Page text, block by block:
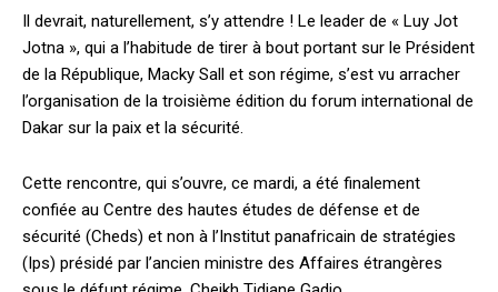
Il devrait, naturellement, s’y attendre ! Le leader de « Luy Jot
Jotna », qui a l’habitude de tirer à bout portant sur le Président
de la République, Macky Sall et son régime, s’est vu arracher
l’organisation de la troisième édition du forum international de
Dakar sur la paix et la sécurité.
Cette rencontre, qui s’ouvre, ce mardi, a été finalement
confiée au Centre des hautes études de défense et de
sécurité (Cheds) et non à l’Institut panafricain de stratégies
(Ips) présidé par l’ancien ministre des Affaires étrangères